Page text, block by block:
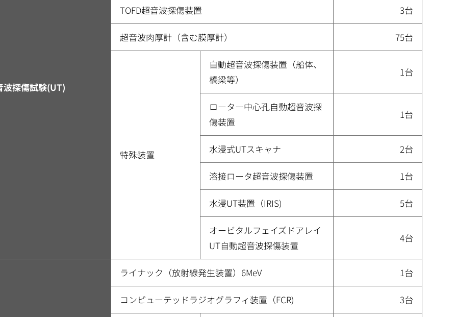
波探傷試験(UT)
TOFD超音波探傷装置 3台
超音波肉厚計（含む膜厚計） 75台
特殊装置
自動超音波探傷装置（船体、
橋梁等）
1台
ローター中心孔自動超音波探
傷装置
1台
水浸式UTスキャナ 2台
溶接ロータ超音波探傷装置 1台
水浸UT装置（IRIS) 5台
オービタルフェイズドアレイ
UT自動超音波探傷装置
4台
ライナック（放射線発生装置）6MeV 1台
コンピューテッドラジオグラフィ装置（FCR) 3台